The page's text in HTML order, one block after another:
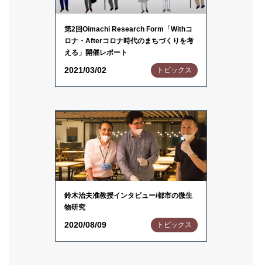
第2回Oimachi Research Form「Withコ
ロナ・Afterコロナ時代のまちづくりを考
える」開催レポート
2021/03/02 トピックス
鈴木治夫准教授インタビュー/都市の微生
物研究
2020/08/09 トピックス